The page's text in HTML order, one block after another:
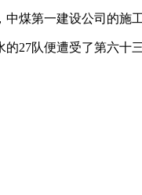
煤第一建设公司的施
27队便遭受了第六十